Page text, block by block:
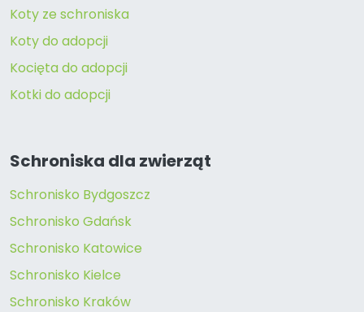
Koty ze schroniska
Koty do adopcji
Kocięta do adopcji
Kotki do adopcji
Schroniska dla zwierząt
Schronisko Bydgoszcz
Schronisko Gdańsk
Schronisko Katowice
Schronisko Kielce
Schronisko Kraków